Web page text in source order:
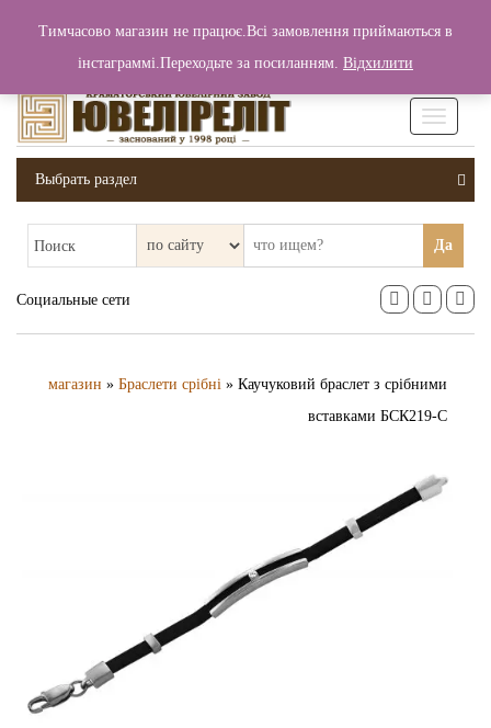
Вход / Регистрация 0 грн.
Выбрать раздел
Поиск Да
Социальные сети
магазин » Браслети срібні » Каучуковий браслет з срібними
вставками БСК219-С
Тимчасово магазин не працює.Всі замовлення приймаються в
інстаграммі.Переходьте за посиланням. Відхилити